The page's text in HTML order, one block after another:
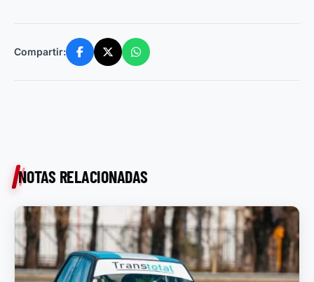
Compartir:
NOTAS RELACIONADAS